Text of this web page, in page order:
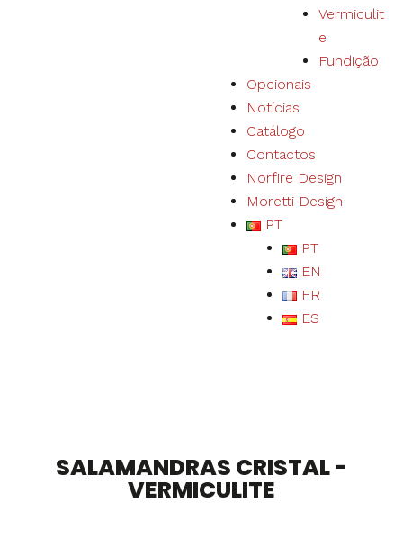
Vermiculit
e
Fundição
Opcionais
Notícias
Catálogo
Contactos
Norfire Design
Moretti Design
PT
PT
EN
FR
ES
SALAMANDRAS CRISTAL -
VERMICULITE